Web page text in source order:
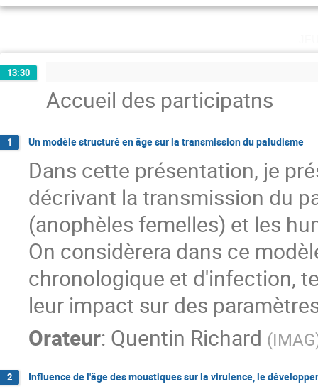
13:30
Accueil des participatns
1 Un modèle structuré en âge sur la transmission du paludisme
Dans cette présentation, je
décrivant la transmission du
(anophèles femelles) et les
On considèrera dans ce
chronologique et d'infection,
leur impact sur des
Orateur: Quentin Richard (IMAG
2 Influence de l'âge des moustiques sur la virulence, le